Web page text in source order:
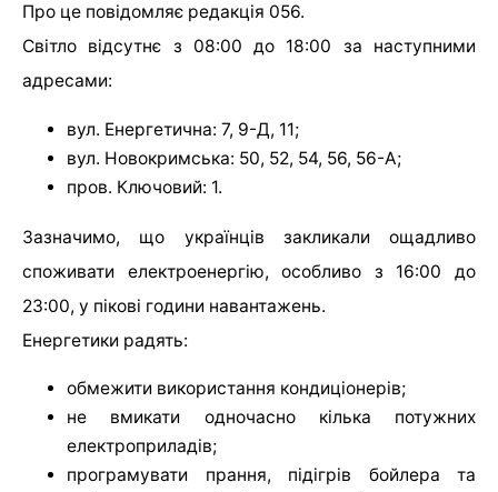
Про це повідомляє редакція 056.
Світло відсутнє з 08:00 до 18:00 за наступними
адресами:
вул. Енергетична: 7, 9-Д, 11;
вул. Новокримська: 50, 52, 54, 56, 56-А;
пров. Ключовий: 1.
Зазначимо, що українців закликали ощадливо
споживати електроенергію, особливо з 16:00 до
23:00, у пікові години навантажень.
Енергетики радять:
обмежити використання кондиціонерів;
не вмикати одночасно кілька потужних
електроприладів;
програмувати прання, підігрів бойлера та